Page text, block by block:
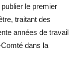
le premier
traitant des
années de travail
Comté dans la